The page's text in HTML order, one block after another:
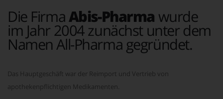
Die Firma Abis-Pharma wurde
im Jahr 2004 zunächst unter dem
Namen All-Pharma gegründet.
Das Hauptgeschäft war der Reimport und Vertrieb von
apothekenpflichtigen Medikamenten.